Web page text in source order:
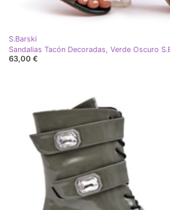
S.Barski
Sandalias Tacón Decoradas, Verde Oscuro
63,00 €